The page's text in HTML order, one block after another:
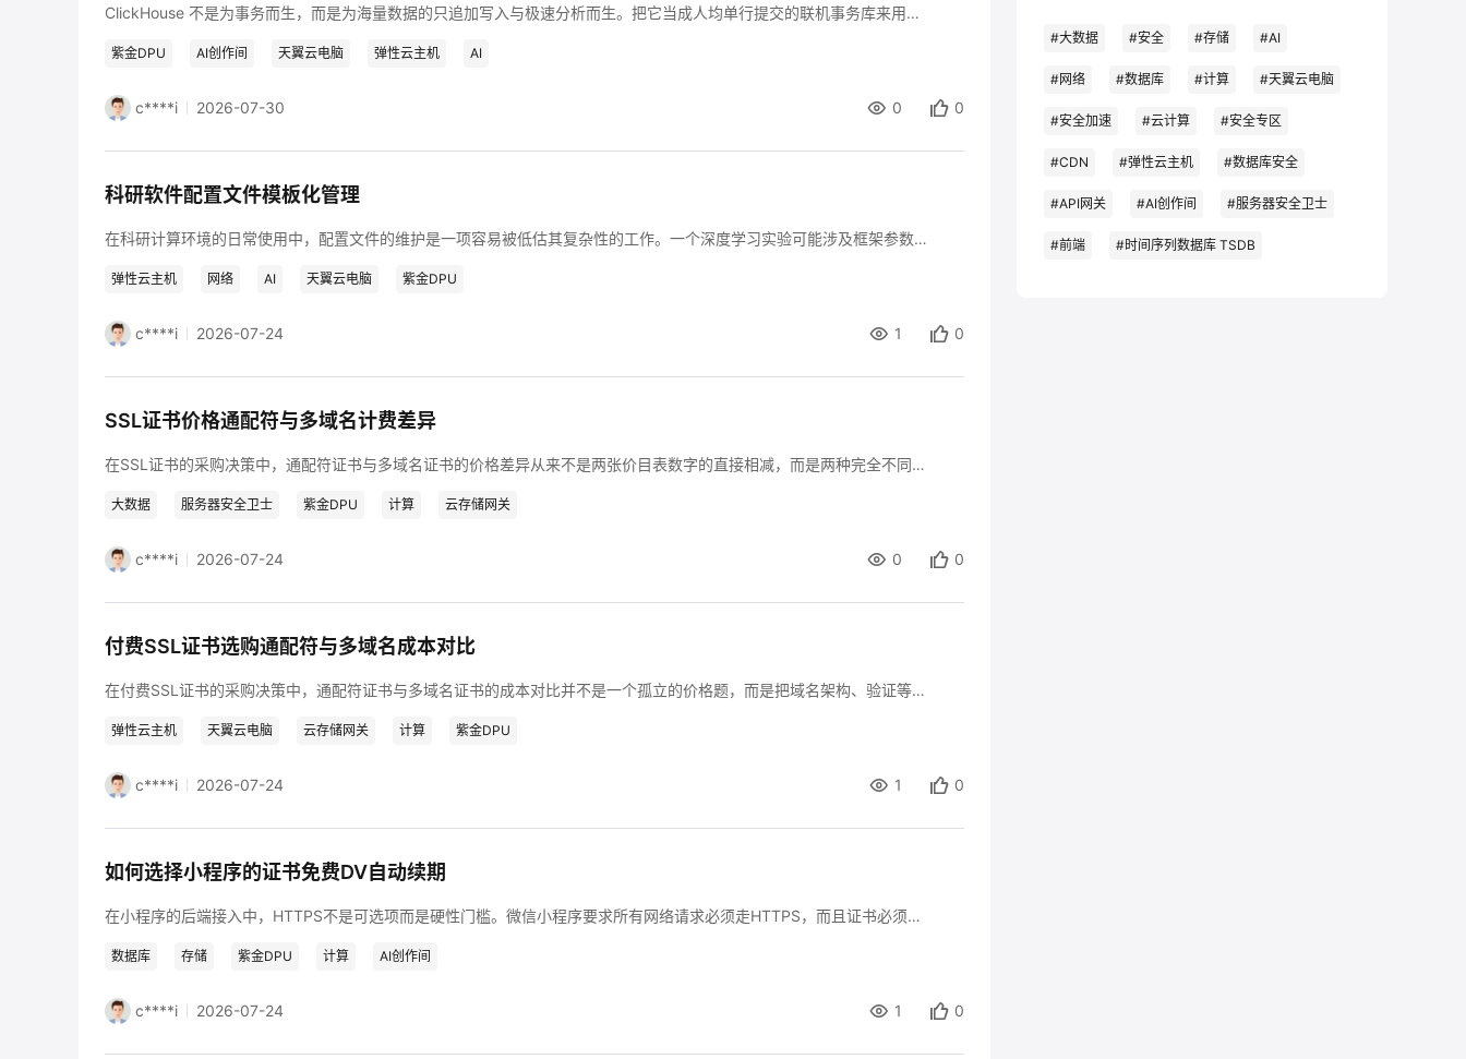
您的洞察，重塑科技边界
ClickHouse 不是为事务而生，而是为海量数据的只追加写入与极速分析而生。把它当成人均单行提交的联机事务库来用，第一条插入就会让你见识到部件数爆炸的报错。天翼云实时数据库 ClickHouse 在官网上把自己定位成列式存储、向量化执行、读多写少的分析型系统，它的写入链路从客户端攒批开始，到服务端落 MergeTree 数据部件结束，中间每一段都在和部件数膨胀与后台合并跟不上做斗争。作为开发工程师在对接日志、埋点、物联网时序这类高吞吐写入场景时，理解这条链路的脾气，比背 SQL 语法有用得多。下文从写入模型本质、客户端攒批、服务端落盘、异步插入与缓冲、分布式写入路由、物化视图副作用、排障思路七个层次展开。
紫金DPU AI创作间 天翼云电脑 弹性云主机 AI
c****i 2026-07-30 0 0
科研软件配置文件模板化管理
在科研计算环境的日常使用中，配置文件的维护是一项容易被低估其复杂性的工作。一个深度学习实验可能涉及框架参数、优化器设置、数据增强策略、日志记录级别和分布式通信配置等多个维度的配置项，这些配置项散布在YAML、JSON、INI或TOML等不同格式的配置文件中。当研究人员在多个实验之间切换时，手动修改配置文件不仅效率低下，而且极易引入错误——忘记修改某个参数导致实验使用了错误的配置，或者修改了某个参数却忘记同步到相关的配置文件中。更麻烦的是，当团队成员之间共享实验配置时，每个人对配置文件的修改方式和注释习惯各不相同，导致配置文件的可读性和可维护性持续下降。息壤平台在科研软件工具链的建设中，围绕配置文件的模板化管理构建了一套从模板设计到版本追踪的完整体系，本文将阐述其核心机制与工程实现。
弹性云主机 网络 AI 天翼云电脑 紫金DPU
c****i 2026-07-24 1 0
SSL证书价格通配符与多域名计费差异
在SSL证书的采购决策中，通配符证书与多域名证书的价格差异从来不是两张价目表数字的直接相减，而是两种完全不同的计费哲学在域名架构上的投影。通配符证书卖的是“同一主域下子域无限扩展的确定性”，多域名证书卖的是“跨主域灵活打包的枚举权”。前者用一张较高的固定票价换掉所有后续边际成本，后者用基础包加按个加价的模式适配域名数量少但主域分散的格局。作为开发工程师在对接证书服务或做内部成本治理时，如果只盯首年标价而忽略子域增长曲线、验证等级叠加和重签发隐含成本，很容易在续费周期里发现预算失控。下文从计费模型、价格带宽、等级叠加、隐性成本与选型拐点五个层次拆开讲。
大数据 服务器安全卫士 紫金DPU 计算 云存储网关
c****i 2026-07-24 0 0
付费SSL证书选购通配符与多域名成本对比
在付费SSL证书的采购决策中，通配符证书与多域名证书的成本对比并不是一个孤立的价格题，而是把域名架构、验证等级、扩展预期和运维隐性开支放在一起做的综合核算。很多团队在选型时只盯着首年标价，忽略了子域增长后的边际成本曲线，也忽略了多域名证书每次加域名都要重签重验的隐性工时，结果续费那年才发现账面支出远超预期。作为开发工程师对接证书服务或做内部成本治理，理清这两类证书的计费骨架比记住某个具体数字更有用。下文从计费模型分野、验证等级叠加、隐性成本、数量拐点与选型判断五个层次拆开讲。
弹性云主机 天翼云电脑 云存储网关 计算 紫金DPU
c****i 2026-07-24 1 0
如何选择小程序的证书免费DV自动续期
在小程序的后端接入中，HTTPS不是可选项而是硬性门槛。微信小程序要求所有网络请求必须走HTTPS，而且证书必须由受信任的公共证书颁发机构签发，自签名证书会被直接拦截。对于大多数展示类、工具类、个人副业或者早期创业项目来说，付费的组织验证或扩展验证证书并非必需品，一张免费的域名验证证书配合自动续期就能稳稳跑通。但免费和自动续期放在一起时，选型的重心就从买哪家变成了选哪种验证方式、用什么客户端、续期链路怎么闭环。下文从小程序对证书的硬性约束、免费证书的适用边界、验证方式的取舍、自动续期闭环的搭建以及常见踩坑五个层次展开。
数据库 存储 紫金DPU 计算 AI创作间
c****i 2026-07-24 1 0
#大数据 #安全 #存储 #AI
#网络 #数据库 #计算 #天翼云电脑
#安全加速 #云计算 #安全专区
#CDN #弹性云主机 #数据库安全
#API网关 #AI创作间 #服务器安全卫士
#前端 #时间序列数据库 TSDB